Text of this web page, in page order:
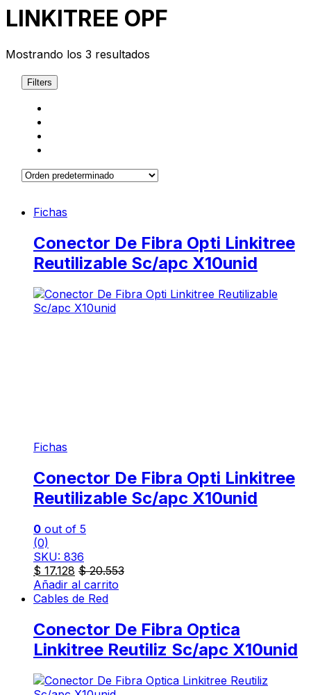
LINKITREE OPF
Mostrando los 3 resultados
Filters
Fichas
Conector De Fibra Opti Linkitree
Reutilizable Sc/apc X10unid
Fichas
Conector De Fibra Opti Linkitree
Reutilizable Sc/apc X10unid
0 out of 5
(0)
SKU: 836
$ 17.128 $20.553
Añadir al carrito
Cables de Red
Conector De Fibra Optica
Linkitree Reutiliz Sc/apc X10unid